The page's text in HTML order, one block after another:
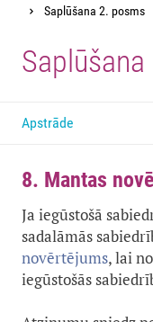
Saplūšana 2. posms
Apstrāde
8. Mantas
Ja iegūstošā
sadalāmās
novērtējums, lai
iegūstošās